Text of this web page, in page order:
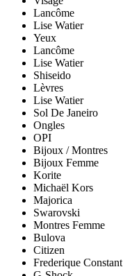
Lancôme
Lise Watier
Yeux
Lancôme
Lise Watier
Shiseido
Lèvres
Lise Watier
Sol De Janeiro
Ongles
OPI
Bijoux / Montres
Bijoux Femme
Korite
Michaël Kors
Majorica
Swarovski
Montres Femme
Bulova
Citizen
Frederique Constant